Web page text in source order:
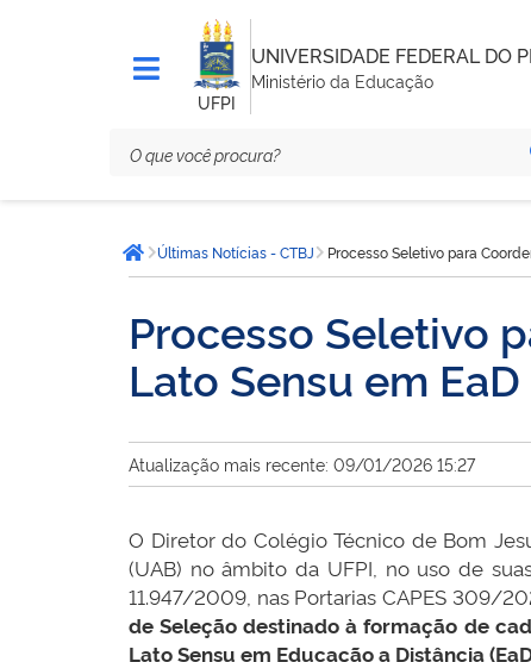
UFPI
UNIVERSIDADE FEDERAL DO
Ministério da Educação
está
aqui:Página inicial
Últimas Notícias - CTBJ Processo Seletivo para
Processo Seletivo
Lato Sensu em
Atualização mais recente: 09/01/2026 15:27
O Diretor do Colégio Técnico de Bom
(UAB) no âmbito da UFPI, no uso de
11.947/2009, nas Portarias CAPES 309/
de Seleção destinado à formação de
Lato Sensu em Educação a Distância